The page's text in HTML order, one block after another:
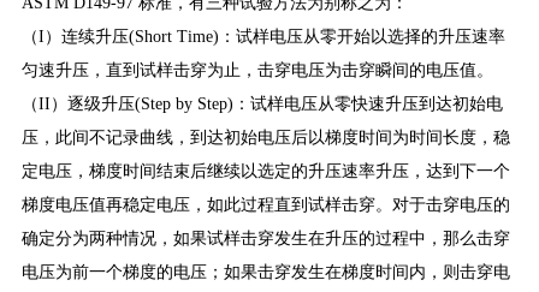
（I）连续升压(Short Time)：试样电压从零开始以选择的升压速率
匀速升压，直到试样击穿为止，击穿电压为击穿瞬间的电压值。
（II）逐级升压(Step by Step)：试样电压从零快速升压到达初始电
压，此间不记录曲线，到达初始电压后以梯度时间为时间长度，稳
定电压，梯度时间结束后继续以选定的升压速率升压，达到下一个
梯度电压值再稳定电压，如此过程直到试样击穿。对于击穿电压的
确定分为两种情况，如果试样击穿发生在升压的过程中，那么击穿
电压为前一个梯度的电压；如果击穿发生在梯度时间内，则击穿电